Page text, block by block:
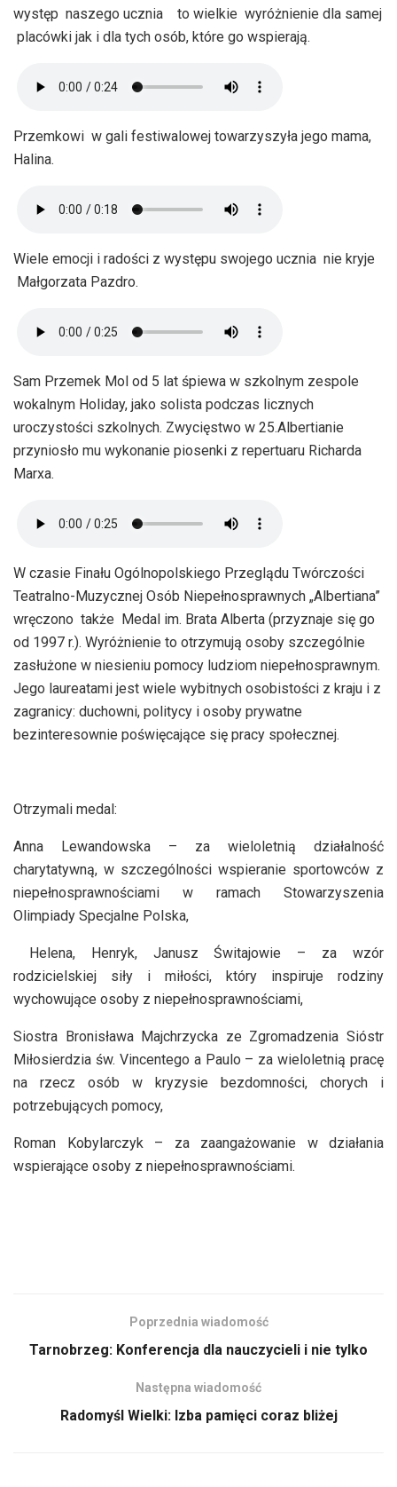
występ naszego ucznia to wielkie wyróżnienie dla samej
placówki jak i dla tych osób, które go wspierają.
Przemkowi w gali festiwalowej towarzyszyła jego mama,
Halina.
Wiele emocji i radości z występu swojego ucznia nie kryje
Małgorzata Pazdro.
Sam Przemek Mol od 5 lat śpiewa w szkolnym zespole
wokalnym Holiday, jako solista podczas licznych
uroczystości szkolnych. Zwycięstwo w 25.Albertianie
przyniosło mu wykonanie piosenki z repertuaru Richarda
Marxa.
W czasie Finału Ogólnopolskiego Przeglądu Twórczości
Teatralno-Muzycznej Osób Niepełnosprawnych „Albertiana”
wręczono także Medal im. Brata Alberta (przyznaje się go
od 1997 r.). Wyróżnienie to otrzymują osoby szczególnie
zasłużone w niesieniu pomocy ludziom niepełnosprawnym.
Jego laureatami jest wiele wybitnych osobistości z kraju i z
zagranicy: duchowni, politycy i osoby prywatne
bezinteresownie poświęcające się pracy społecznej.
Otrzymali medal:
Anna Lewandowska – za wieloletnią działalność
charytatywną, w szczególności wspieranie sportowców z
niepełnosprawnościami w ramach Stowarzyszenia
Olimpiady Specjalne Polska,
Helena, Henryk, Janusz Świtajowie – za wzór
rodzicielskiej siły i miłości, który inspiruje rodziny
wychowujące osoby z niepełnosprawnościami,
Siostra Bronisława Majchrzycka ze Zgromadzenia Sióstr
Miłosierdzia św. Vincentego a Paulo – za wieloletnią pracę
na rzecz osób w kryzysie bezdomności, chorych i
potrzebujących pomocy,
Roman Kobylarczyk – za zaangażowanie w działania
wspierające osoby z niepełnosprawnościami.
Poprzednia wiadomość
Tarnobrzeg: Konferencja dla nauczycieli i nie tylko
Następna wiadomość
Radomyśl Wielki: Izba pamięci coraz bliżej